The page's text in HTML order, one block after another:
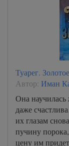
Туарег.
Автор: Иман
Она научилась
даже
их глазам
пучину
цену им